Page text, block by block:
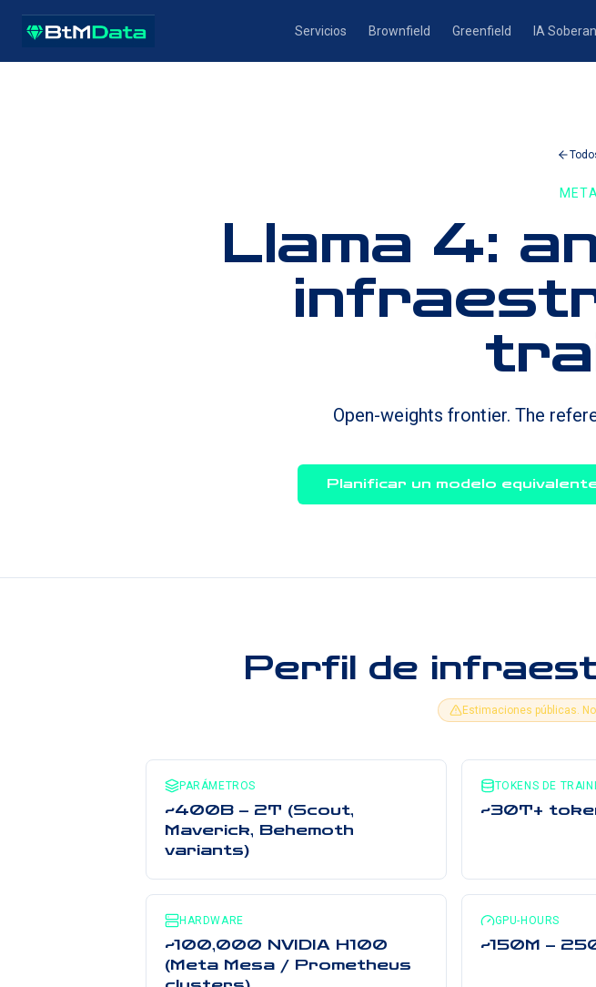
Servicios Brownfield Greenfield IA
Llama 4:
Open-weights frontier. The
Planificar un modelo
Perfil de
Estimaciones públicas.
PARÁMETROS
~400B – 2T (Scout,
Maverick, Behemoth
variants)
TOKENS DE
~30T+
HARDWARE
~100,000 NVIDIA H100
(Meta Mesa / Prometheus
GPU-HOURS
~150M –